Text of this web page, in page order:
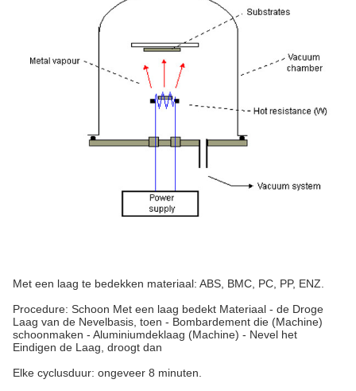
Met een laag te bedekken materiaal: ABS, BMC, PC, PP, ENZ.
Procedure: Schoon Met een laag bedekt Materiaal - de Droge
Laag van de Nevelbasis, toen - Bombardement die (Machine)
schoonmaken - Aluminiumdeklaag (Machine) - Nevel het
Eindigen de Laag, droogt dan
Elke cyclusduur: ongeveer 8 minuten.